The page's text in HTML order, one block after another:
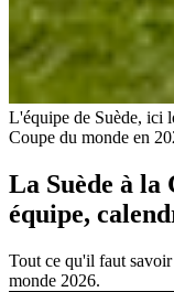
L'équipe de Suède, ici
Coupe du monde en
La Suède à la
équipe,
Tout ce qu'il faut
monde 2026.